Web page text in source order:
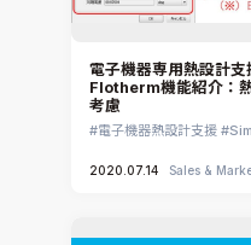
電子機器専用熱設計
Flotherm機能紹介：
考慮
電子機器熱設計支援
2020.07.14 Sales &